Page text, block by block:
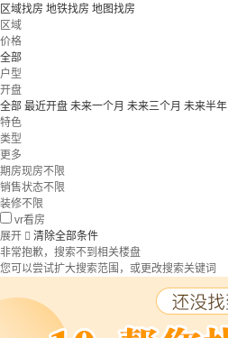
区域找房 地铁找房 地图找房
区域
价格
全部
户型
开盘
全部 最近开盘 未来一个月 未来三个月 未来半年
特色
类型
更多
期房现房不限
销售状态不限
装修不限
vr看房
展开  清除全部条件
非常抱歉，搜索不到相关楼盘
您可以尝试扩大搜索范围，或更改搜索关键词